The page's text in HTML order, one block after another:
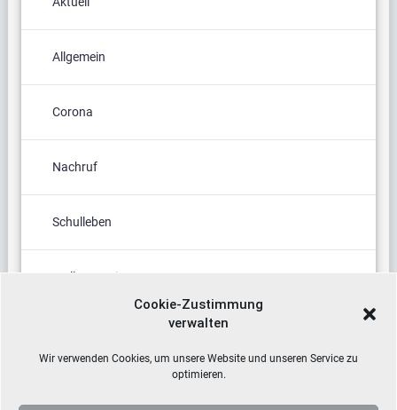
Cookie-Zustimmung
verwalten
Wir verwenden Cookies, um unsere Website und unseren Service zu
optimieren.
Allgemein
Corona
Nachruf
Schulleben
Stellenanzeige